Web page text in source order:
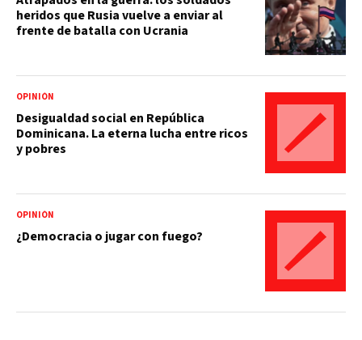
heridos que Rusia vuelve a enviar al
frente de batalla con Ucrania
OPINIÓN
Desigualdad social en República
Dominicana. La eterna lucha entre ricos
y pobres
OPINIÓN
¿Democracia o jugar con fuego?